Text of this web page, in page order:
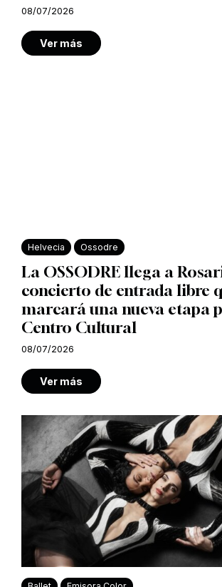
08/07/2026
Ver más
Helvecia Ossodre
La OSSODRE llega a
concierto de entrada libre
marcará una nueva etapa
Centro Cultural
08/07/2026
Ver más